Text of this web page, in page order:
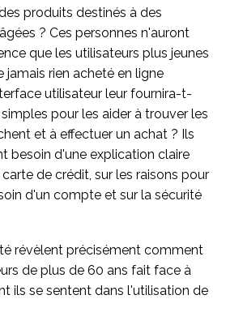
produits destinés à des
? Ces personnes n'auront
que les utilisateurs plus jeunes
rien acheté en ligne
utilisateur leur fournira-t-
pour les aider à trouver les
et à effectuer un achat ? Ils
besoin d'une explication claire
de crédit, sur les raisons pour
d'un compte et sur la sécurité
révèlent précisément comment
de plus de 60 ans fait face à
ils se sentent dans l'utilisation de